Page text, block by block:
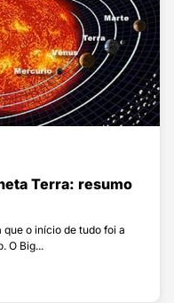
Terra: resumo
o início de tudo foi a
O Big...